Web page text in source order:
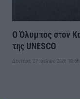
Ο Όλυμπος στον
της UNESCO
Δευτέρα, 27 Ιουλίου 2026